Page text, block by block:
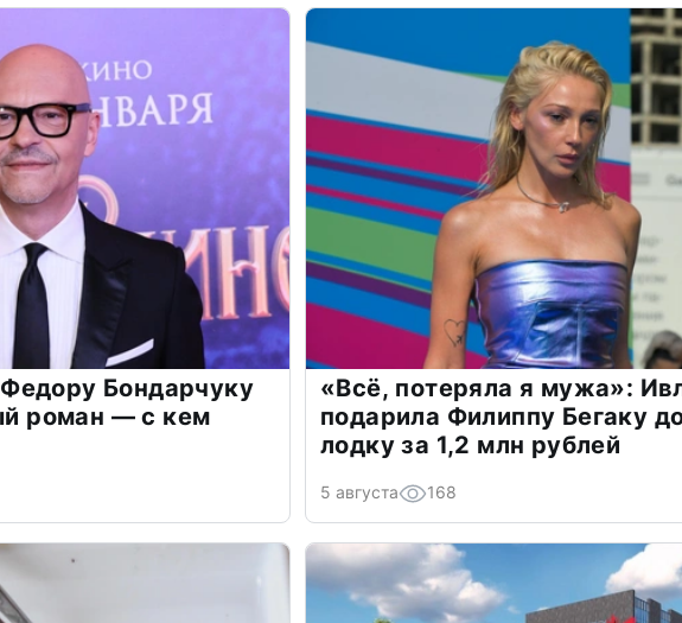
Бондарчуку
роман — с кем
«Всё, потеряла я мужа»:
подарила Филиппу Бегаку
лодку за 1,2 млн рублей
5 августа 168